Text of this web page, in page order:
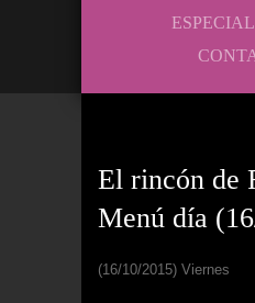
El rincón de
Menú día
(16/10/2015) Viernes